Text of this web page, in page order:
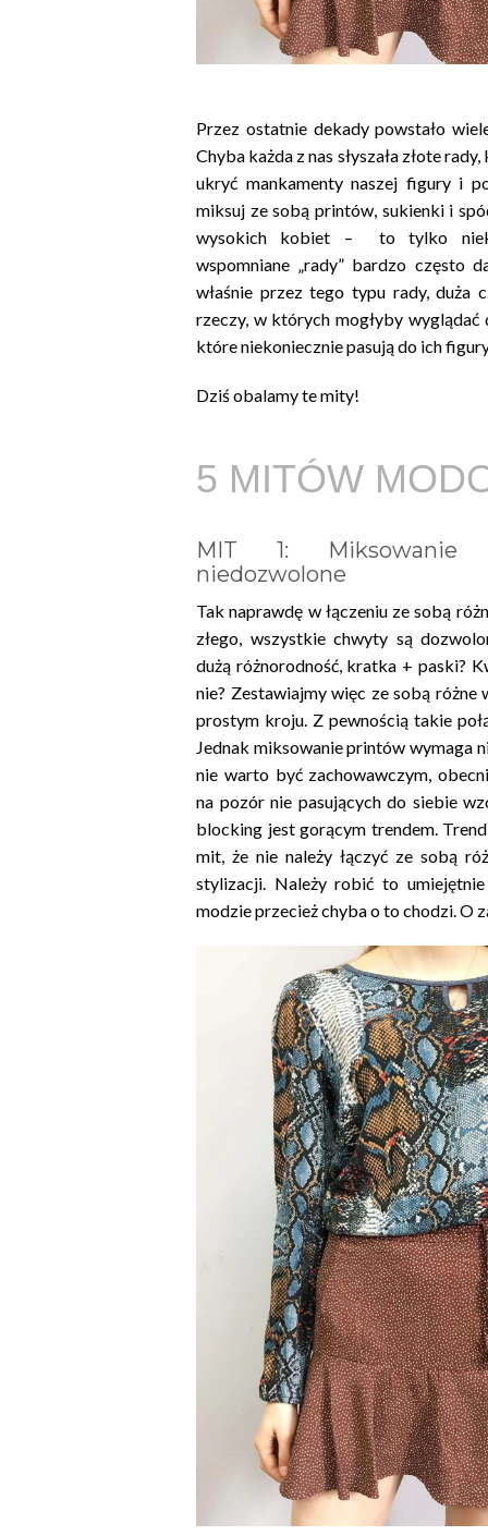
Przez ostatnie dekady powstało
Chyba każda z nas słyszała złote
ukryć mankamenty naszej figury i
miksuj ze sobą printów, sukienki i
wysokich kobiet – to tylko
wspomniane „rady” bardzo często
właśnie przez tego typu rady, duża
rzeczy, w których mogłyby wyglądać
które niekoniecznie pasują do ich
Dziś obalamy te mity!
5 MITÓW
MIT 1: Miksowanie
niedozwolone
Tak naprawdę w łączeniu ze sobą
złego, wszystkie chwyty są
dużą różnorodność, kratka + paski?
nie? Zestawiajmy więc ze sobą różne
prostym kroju. Z pewnością takie
Jednak miksowanie printów wymaga
nie warto być zachowawczym,
na pozór nie pasujących do siebie
blocking jest gorącym trendem.
mit, że nie należy łączyć ze sobą
stylizacji. Należy robić to
modzie przecież chyba o to chodzi. O